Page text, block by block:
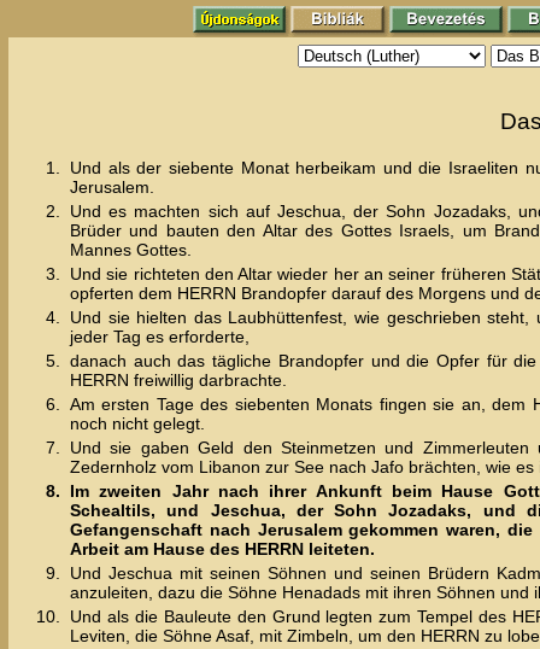
1.
Und als der siebente Monat herbeikam und die Israeliten
Jerusalem.
2.
Und es machten sich auf Jeschua, der Sohn Jozadaks,
Brüder und bauten den Altar des Gottes Israels, um
Mannes Gottes.
3.
Und sie richteten den Altar wieder her an seiner früheren
opferten dem HERRN Brandopfer darauf des Morgens und
4.
Und sie hielten das Laubhüttenfest, wie geschrieben
jeder Tag es erforderte,
5.
danach auch das tägliche Brandopfer und die Opfer für
HERRN freiwillig darbrachte.
6.
Am ersten Tage des siebenten Monats fingen sie an, dem
noch nicht gelegt.
7.
Und sie gaben Geld den Steinmetzen und
Zedernholz vom Libanon zur See nach Jafo brächten, wie
8.
Im zweiten Jahr nach ihrer Ankunft beim Hause
Schealtils, und Jeschua, der Sohn Jozadaks, und
Gefangenschaft nach Jerusalem gekommen waren,
Arbeit am Hause des HERRN leiteten.
9.
Und Jeschua mit seinen Söhnen und seinen Brüdern
anzuleiten, dazu die Söhne Henadads mit ihren Söhnen und
10.
Und als die Bauleute den Grund legten zum Tempel des
Leviten, die Söhne Asaf, mit Zimbeln, um den HERRN zu